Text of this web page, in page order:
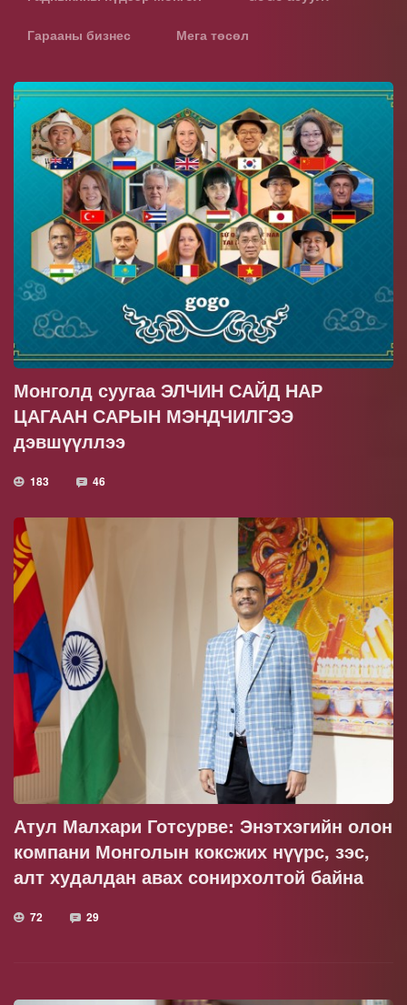
Гарааны бизнес Мега төсөл
Монголд суугаа ЭЛЧИН САЙД НАР
ЦАГААН САРЫН МЭНДЧИЛГЭЭ
дэвшүүллээ
183 46
Атул Малхари Готсурве: Энэтхэгийн олон
компани Монголын коксжих нүүрс, зэс,
алт худалдан авах сонирхолтой байна
72 29